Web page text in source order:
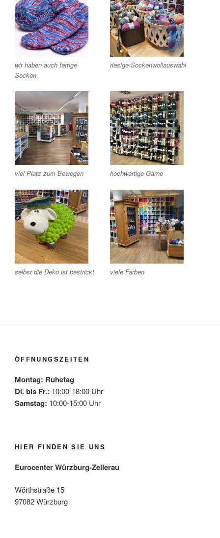
Mehr laden Auf Instagram folgen
wir haben auch fertige
Socken
riesige Sockenwollauswahl
viel Platz zum Bewegen hochwertige Garne
selbst die Deko ist bestrickt viele Farben
ÖFFNUNGSZEITEN
Montag: Ruhetag
Di. bis Fr.: 10:00-18:00 Uhr
Samstag: 10:00-15:00 Uhr
HIER FINDEN SIE UNS
Eurocenter Würzburg-Zellerau
Wörthstraße 15
97082 Würzburg